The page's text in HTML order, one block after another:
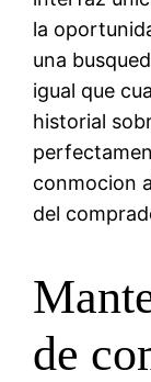
la
una
igual que
historial
conmocion
del
de